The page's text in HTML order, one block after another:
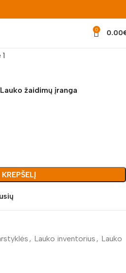
0 0.00
Lauko žaidimų įranga
KREPŠELĮ
, Lauko inventorius , Lauko